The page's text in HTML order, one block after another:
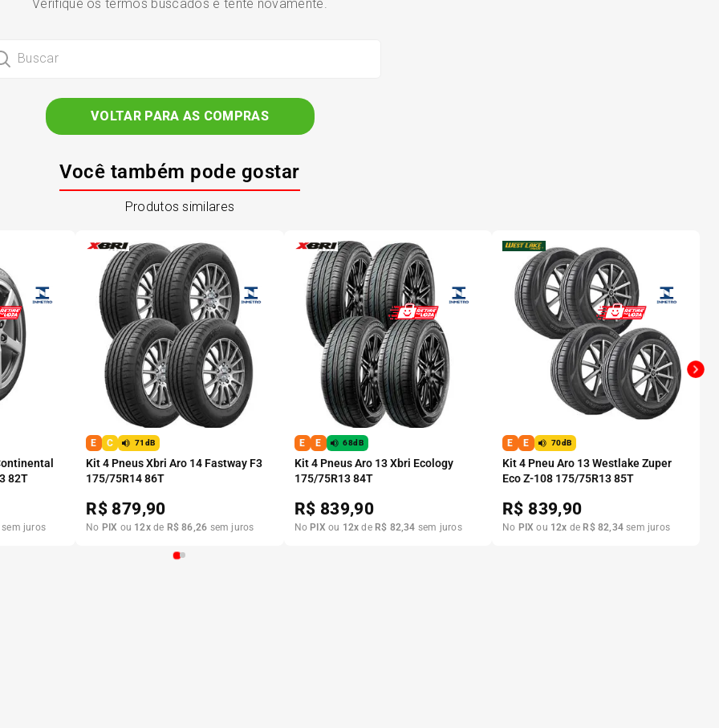
Verifique os termos buscados e tente novamente.
VOLTAR PARA AS COMPRAS
Você também pode gostar
82T
juros
E C 71dB
Kit 4 Pneus Xbri Aro 14 Fastway F3
175/75R14 86T
R$ 879,90
No PIX ou 12xde R$ 86,26 sem juros
E E 68dB
Kit 4 Pneus Aro 13 Xbri Ecology
175/75R13 84T
R$ 839,90
No PIX ou 12x de R$ 82,34 sem juros
E E 70dB
Kit 4 Pneu Aro 13 Westlake Zuper
Eco Z-108 175/75R13 85T
R$ 839,90
No PIX ou 12x de R$ 82,34 sem juros
195 55r15